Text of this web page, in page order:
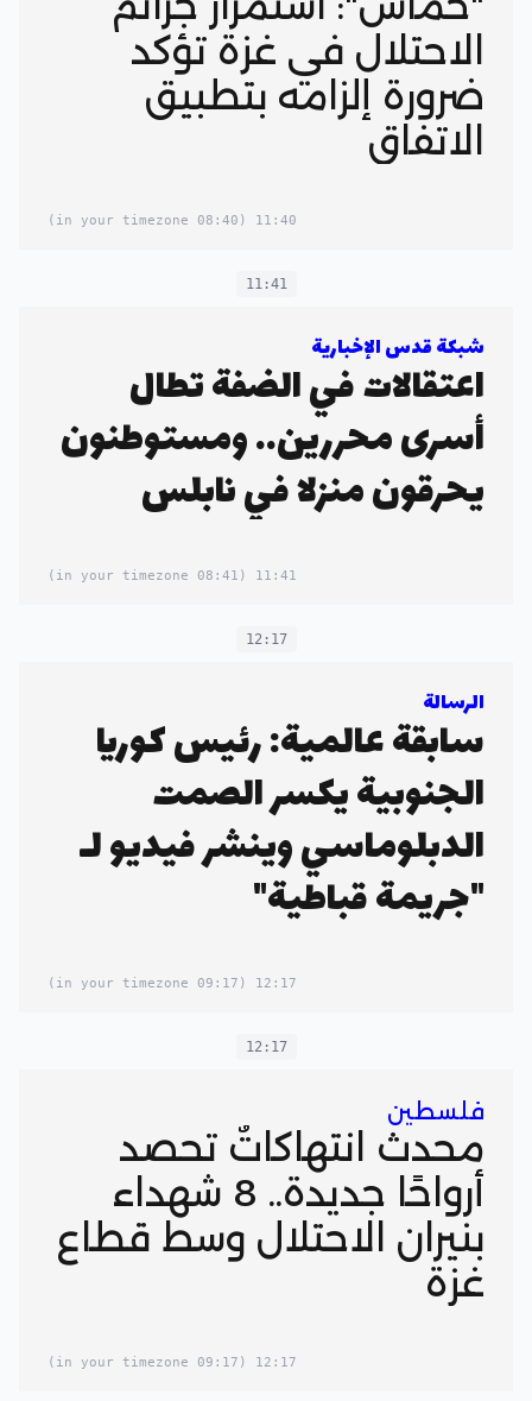
الاحتلال في غزة تؤكد
ضرورة إلزامه بتطبيق
الاتفاق
11:40
(08:40 in your timezone)
11:41
شبكة قدس الإخبارية
اعتقالات في الضفة تطال
أسرى محررين.. ومستوطنون
يحرقون منزلا في نابلس
11:41
(08:41 in your timezone)
12:17
الرسالة
سابقة عالمية: رئيس كوريا
الجنوبية يكسر الصمت
الدبلوماسي وينشر فيديو لـ
"جريمة قباطية"
12:17
(09:17 in your timezone)
12:17
فلسطين
محدث انتهاكاتٌ تحصد
أرواحًا جديدة.. 8 شهداء
بنيران الاحتلال وسط قطاع
غزة
12:17
(09:17 in your timezone)